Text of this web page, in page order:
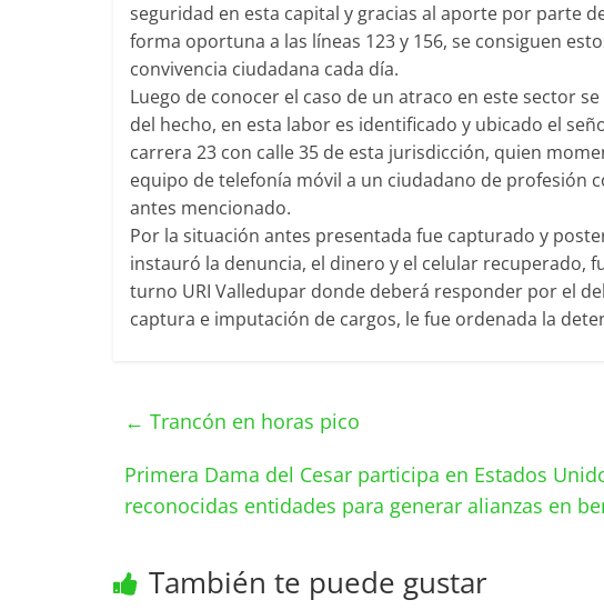
seguridad en esta capital y gracias al aporte por parte
forma oportuna a las líneas 123 y 156, se consiguen
convivencia ciudadana cada día.
Luego de conocer el caso de un atraco en este sector
del hecho, en esta labor es identificado y ubicado el
carrera 23 con calle 35 de esta jurisdicción, quien
equipo de telefonía móvil a un ciudadano de profesión
antes mencionado.
Por la situación antes presentada fue capturado y
instauró la denuncia, el dinero y el celular recuperado,
turno URI Valledupar donde deberá responder por el
captura e imputación de cargos, le fue ordenada la
← Trancón en horas pico
Primera Dama del Cesar participa en Estados
reconocidas entidades para generar alianzas en
También te puede gustar